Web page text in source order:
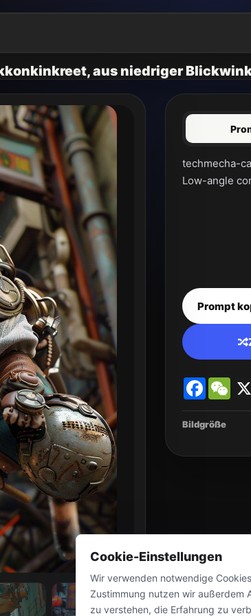
aus niedriger
techmecha-
Low-angle
Prompt
Facebook
Bildgröße
Cookie-Einstellungen
Wir verwenden notwendige
Zustimmung nutzen wir außerdem
zu verstehen, die Erfahrung zu